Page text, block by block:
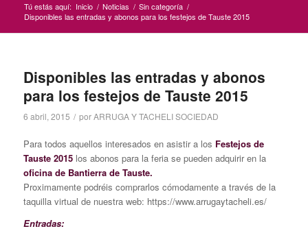
Tú estás aquí: Inicio / Noticias / Sin categoría /
Disponibles las entradas y abonos para los festejos de Tauste 2015
Disponibles las entradas y abonos
para los festejos de Tauste 2015
6 abril, 2015 / porARRUGA Y TACHELI SOCIEDAD
Para todos aquellos interesados en asistir a los ‪Festejos de
Tauste 2015‬ los abonos para la feria se pueden adquirir en la
oficina de Bantierra de Tauste.
Proximamente podréis comprarlos cómodamente a través de la
taquilla virtual de nuestra web: https://www.arrugaytacheli.es/
Entradas: